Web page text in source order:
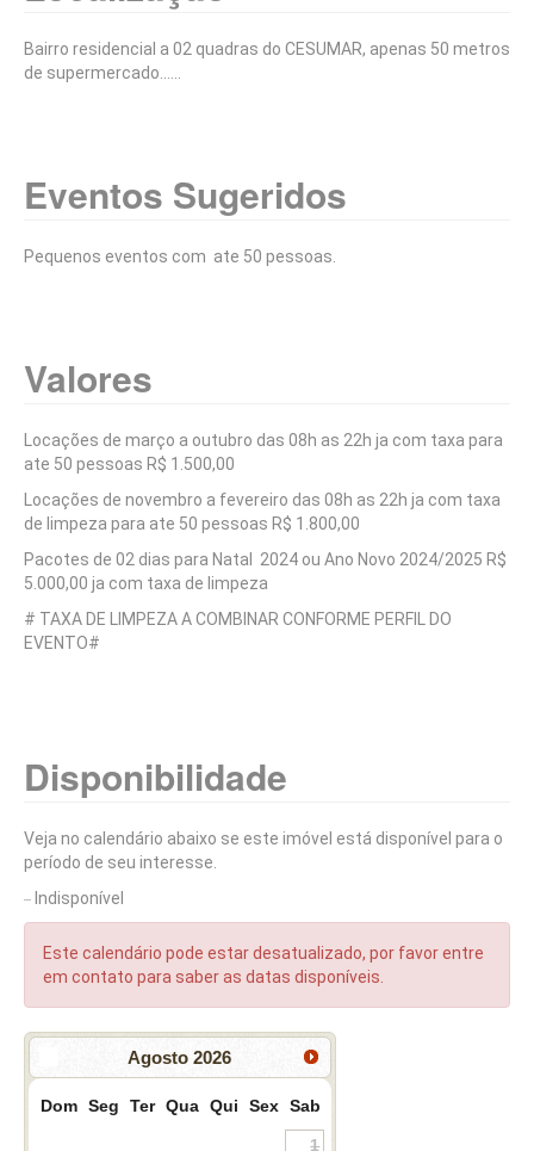
Bairro residencial a 02 quadras do CESUMAR, apenas 50 metros
de supermercado......
Eventos Sugeridos
Pequenos eventos com ate 50 pessoas.
Valores
Locações de março a outubro das 08h as 22h ja com taxa para
ate 50 pessoas R$ 1.500,00
Locações de novembro a fevereiro das 08h as 22h ja com taxa
de limpeza para ate 50 pessoas R$ 1.800,00
Pacotes de 02 dias para Natal 2024 ou Ano Novo 2024/2025 R$
5.000,00 ja com taxa de limpeza
# TAXA DE LIMPEZA A COMBINAR CONFORME PERFIL DO
EVENTO#
Disponibilidade
Veja no calendário abaixo se este imóvel está disponível para o
período de seu interesse.
Indisponível
Este calendário pode estar desatualizado, por favor entre
em contato para saber as datas disponíveis.
Agosto 2026
Dom Seg Ter Qua Qui Sex Sab
1